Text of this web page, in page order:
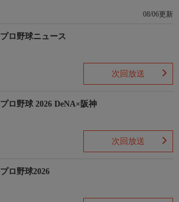
08/06更新
プロ野球ニュース
次回放送
プロ野球 2026 DeNA×阪神
次回放送
プロ野球2026